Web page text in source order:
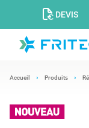
DEVIS
Accueil Produits